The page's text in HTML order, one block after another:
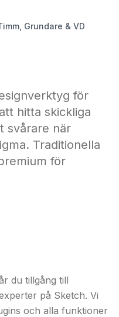
Grundare & VD
för
hitta skickliga
svårare när
Traditionella
för
du tillgång till
på Sketch. Vi
och alla funktioner